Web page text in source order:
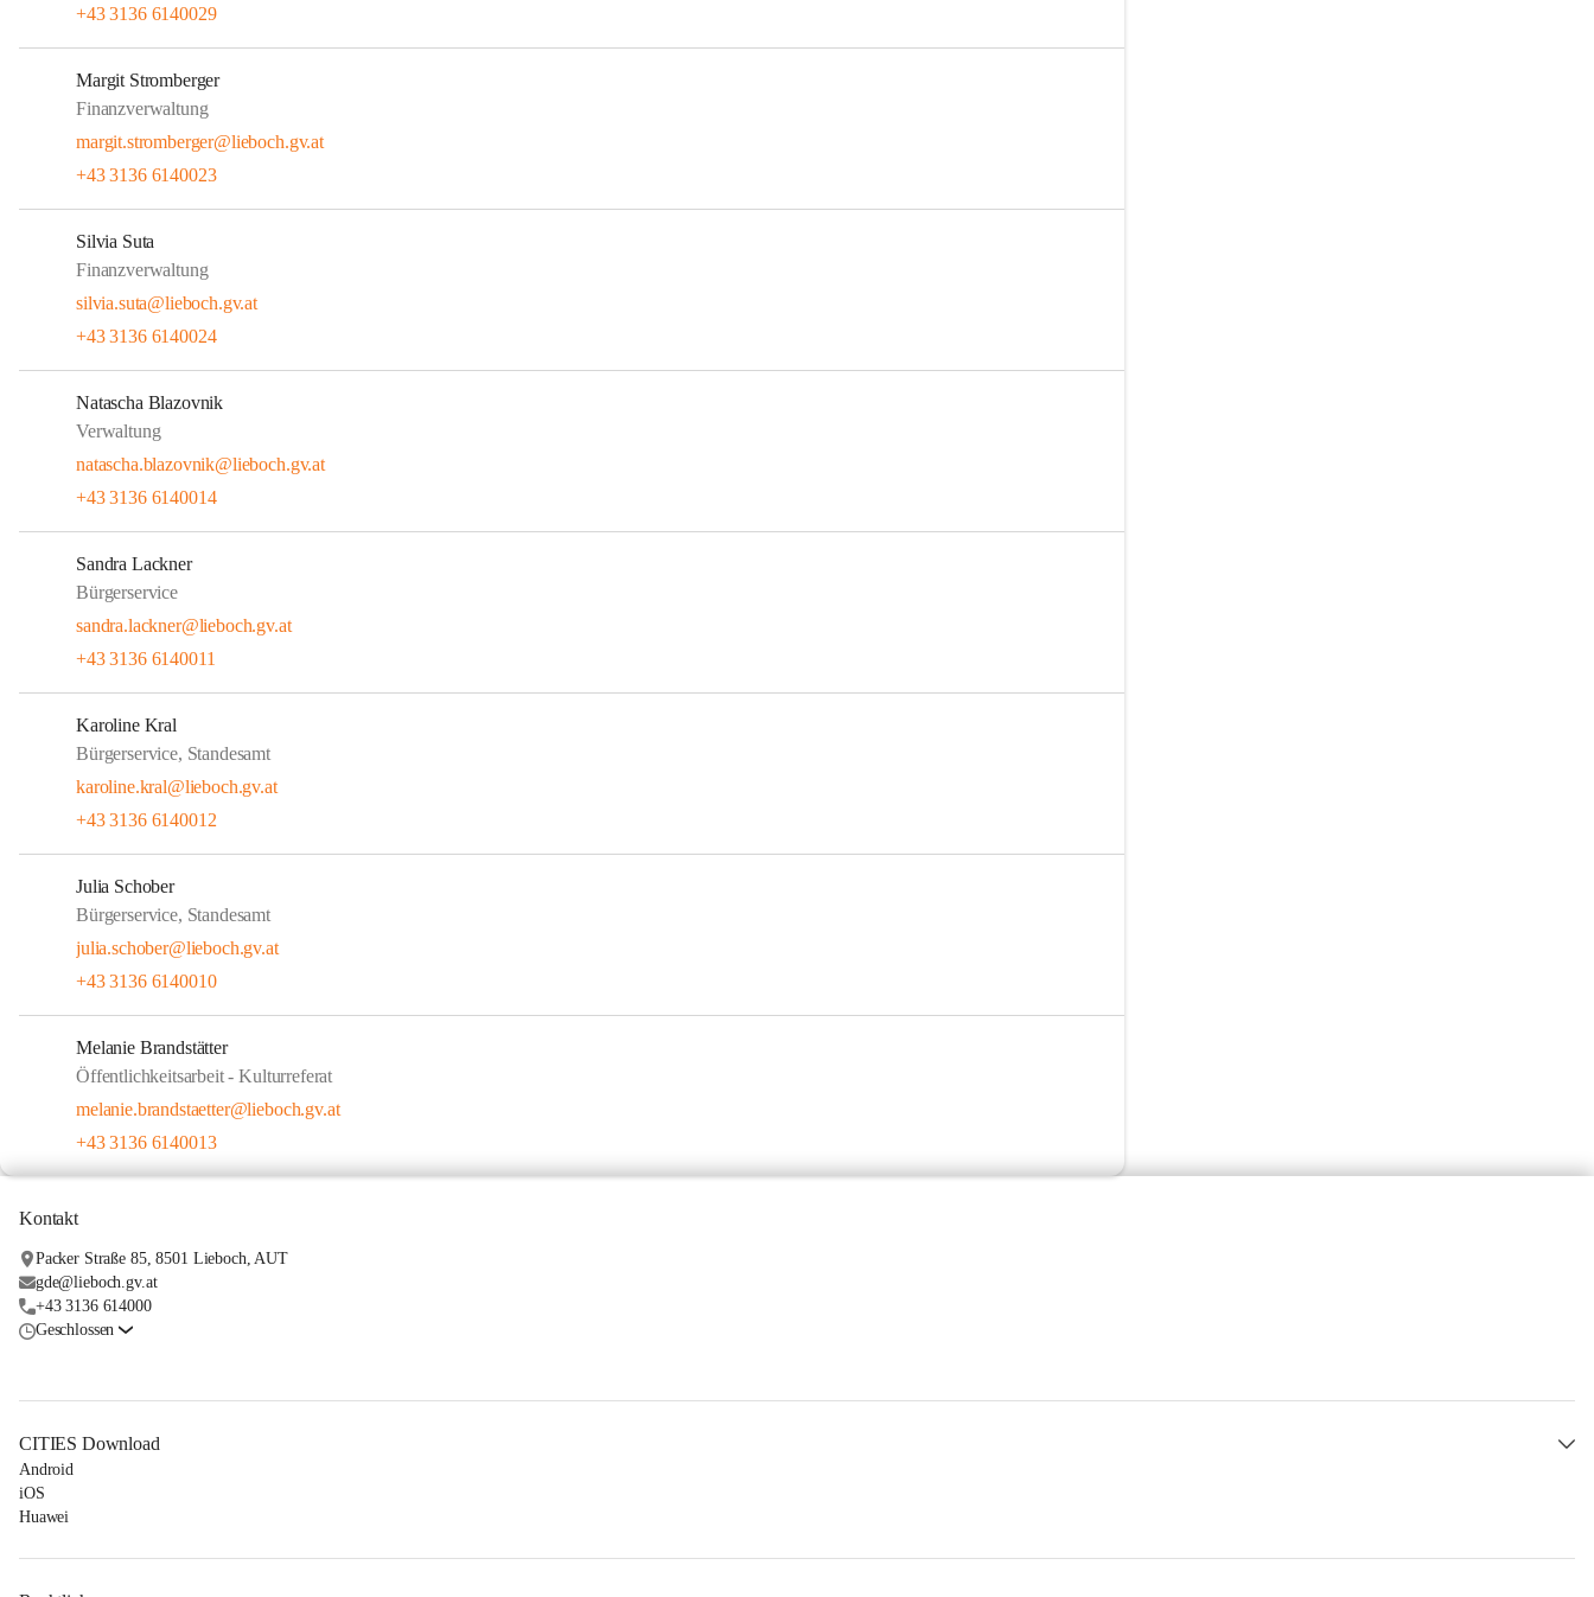
+43 3136 6140029
Margit Stromberger
Finanzverwaltung
margit.stromberger@lieboch.gv.at
+43 3136 6140023
Silvia Suta
Finanzverwaltung
silvia.suta@lieboch.gv.at
+43 3136 6140024
Natascha Blazovnik
Verwaltung
natascha.blazovnik@lieboch.gv.at
+43 3136 6140014
Sandra Lackner
Bürgerservice
sandra.lackner@lieboch.gv.at
+43 3136 6140011
Karoline Kral
Bürgerservice, Standesamt
karoline.kral@lieboch.gv.at
+43 3136 6140012
Julia Schober
Bürgerservice, Standesamt
julia.schober@lieboch.gv.at
+43 3136 6140010
Melanie Brandstätter
Öffentlichkeitsarbeit - Kulturreferat
melanie.brandstaetter@lieboch.gv.at
+43 3136 6140013
Kontakt
Packer Straße 85, 8501 Lieboch, AUT
gde@lieboch.gv.at
+43 3136 614000
Geschlossen
CITIES Download
Android
iOS
Huawei